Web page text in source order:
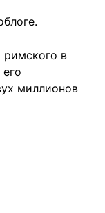
в
миллионов